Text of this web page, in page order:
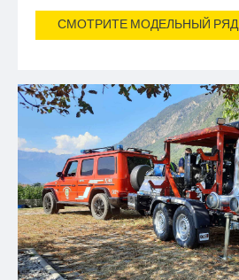
СМОТРИТЕ МОДЕЛЬНЫЙ РЯД